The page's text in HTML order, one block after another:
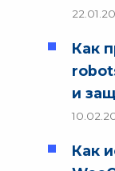
Как
и
Как